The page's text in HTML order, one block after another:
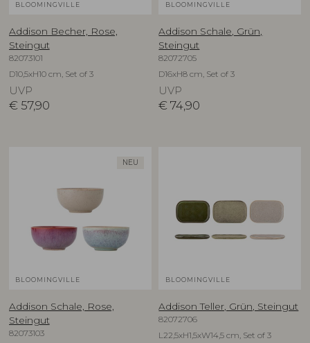
BLOOMINGVILLE
Addison Becher, Rose,
Steingut
82073101
D10,5xH10 cm, Set of 3
UVP
€ 57,90
BLOOMINGVILLE
Addison Schale, Grün,
Steingut
82072705
D16xH8 cm, Set of 3
UVP
€ 74,90
NEU
BLOOMINGVILLE
Addison Schale, Rose,
Steingut
82073103
BLOOMINGVILLE
Addison Teller, Grün, Steingut
82072706
L22,5xH1,5xW14,5 cm, Set of 3